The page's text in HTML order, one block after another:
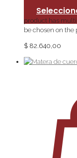
product has
be chosen on the
$ 82.640,00